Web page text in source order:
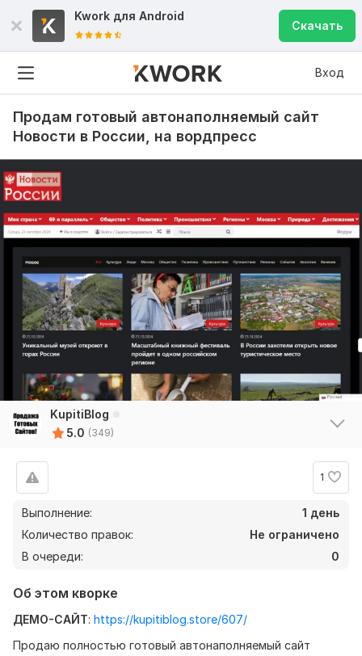
Kwork для Android
Скачать
Вход
Продам готовый автонаполняемый сайт
Новости в России, на вордпресс
KupitiBlog
5.0 (349)
1
Выполнение:
1 день
Количество правок:
Не ограничено
В очереди:
0
Об этом кворке
ДЕМО-САЙТ: https://kupitiblog.store/607/
Продаю полностью готовый автонаполняемый сайт